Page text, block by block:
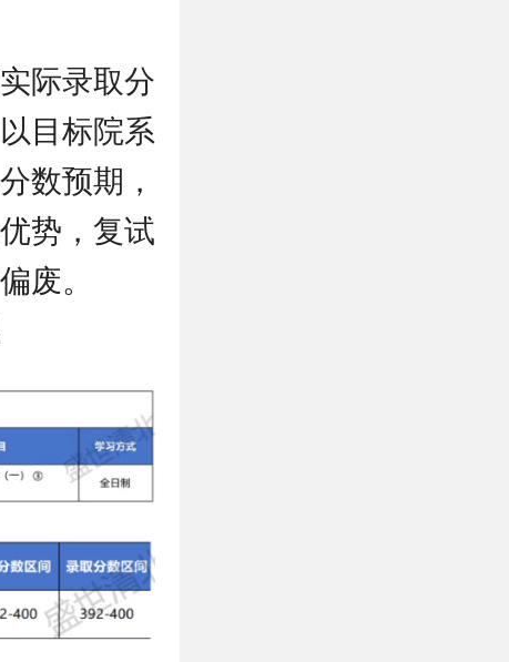
际录取分
目标院系
数预期，
势，复试
废。